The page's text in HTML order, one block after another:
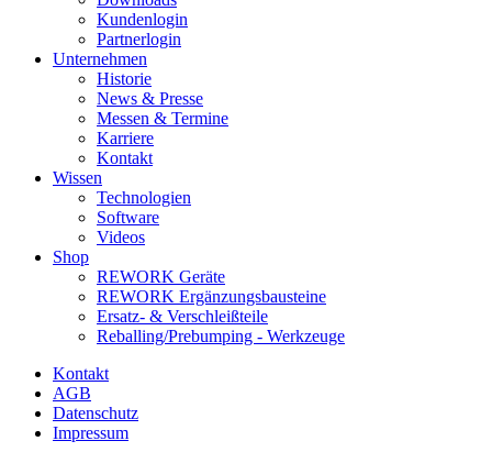
Kundenlogin
Partnerlogin
Unternehmen
Historie
News & Presse
Messen & Termine
Karriere
Kontakt
Wissen
Technologien
Software
Videos
Shop
REWORK Geräte
REWORK Ergänzungsbausteine
Ersatz- & Verschleißteile
Reballing/Prebumping - Werkzeuge
Kontakt
AGB
Datenschutz
Impressum